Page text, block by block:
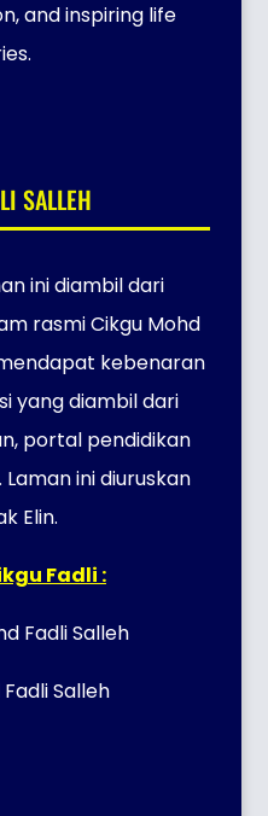
and inspiring life
SALLEH
ini diambil dari
rasmi Cikgu Mohd
kebenaran
yang diambil dari
portal pendidikan
ini diuruskan
Elin.
Fadli :
Fadli Salleh
Salleh